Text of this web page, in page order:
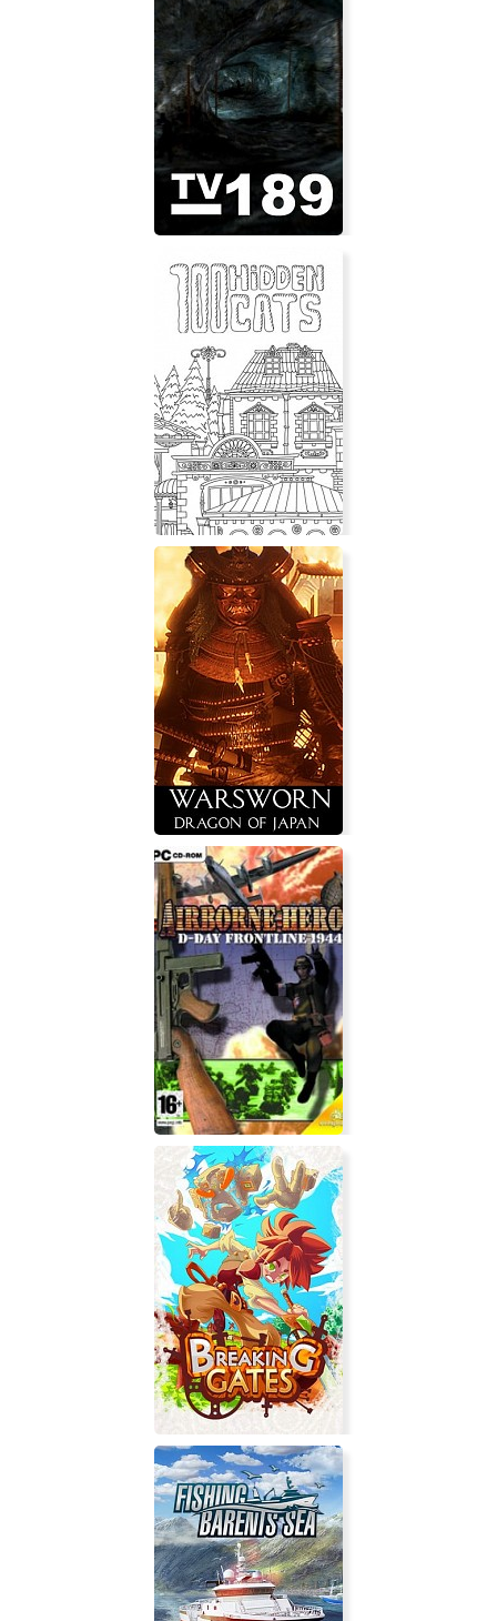
Shantae: Half-Genie Hero
TV189
100 hidden cats
Warsworn: Dragon of Japan
Airborne Hero: D-Day Frontline 1944